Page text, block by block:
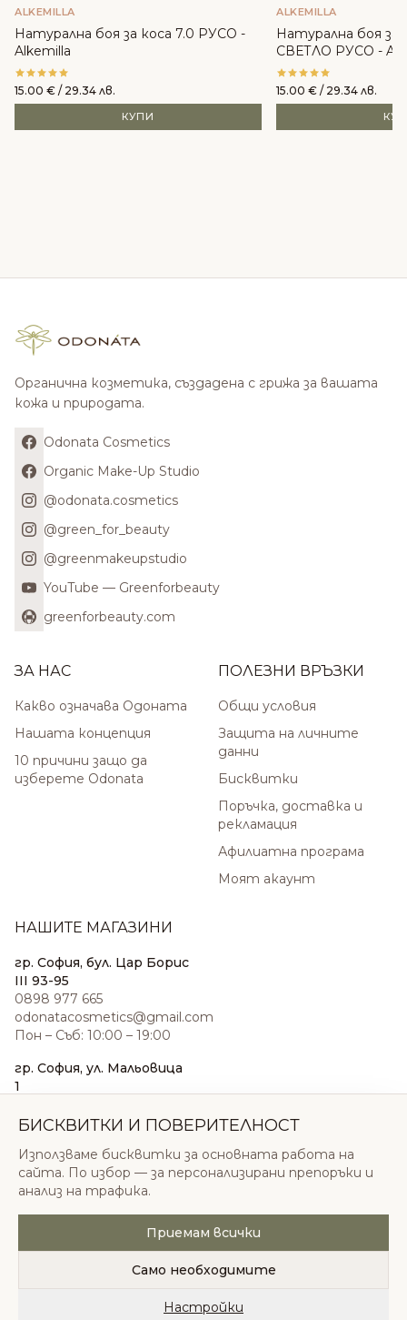
ALKEMILLA
Натурална боя за коса 7.0 РУСО -
Alkemilla
15.00 € / 29.34 лв.
КУПИ
ALKEMILLA
Натурална боя
СВЕТЛО РУСО -
15.00 € / 29.34 лв.
Органична козметика, създадена с грижа за вашата
кожа и природата.
Odonata Cosmetics
Organic Make-Up Studio
@odonata.cosmetics
@green_for_beauty
@greenmakeupstudio
YouTube — Greenforbeauty
greenforbeauty.com
ЗА НАС
Какво означава Одоната
Нашата концепция
10 причини защо да
изберете Odonata
ПОЛЕЗНИ ВРЪЗКИ
Общи условия
Защита на личните
данни
Бисквитки
Поръчка, доставка и
рекламация
Афилиатна програма
Моят акаунт
НАШИТЕ МАГАЗИНИ
гр. София, бул. Цар Борис
III 93-95
0898 977 665
odonatacosmetics@gmail.com
Пон – Съб: 10:00 – 19:00
гр. София, ул. Мальовица
1
sales@odonatacosmetics.com
Нед: 11:00 – 18:00
© 2026 Одоната Козметикс ООД. Всички права
запазени.
Политика за поверителностОбщи условия
БИСКВИТКИ И ПОВЕРИТЕЛНОСТ
Използваме бисквитки за основната работа на
сайта. По избор — за персонализирани препоръки и
анализ на трафика.
Приемам всички
Само необходимите
Настройки